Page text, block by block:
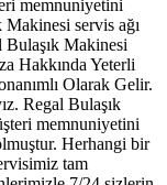
memnuniyetini
servis ağı
Bulaşık Makinesi
Hakkında Yeterli
Olarak Gelir.
Regal Bulaşık
memnuniyetini
Herhangi bir
tam